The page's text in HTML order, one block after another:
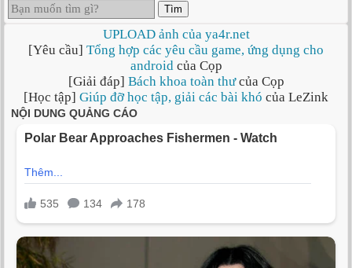
Tìm
UPLOAD ảnh của ya4r.net
[Yêu cầu] Tổng hợp các yêu cầu game, ứng dụng cho
androidcủa Cọp
[Giải đáp] Bách khoa toàn thưcủa Cọp
[Học tập] Giúp đỡ học tập, giải các bài khó của LeZink